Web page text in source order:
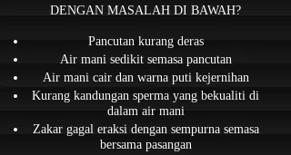
DENGAN MASALAH DI BAWAH?
Pancutan kurang deras
Air mani sedikit semasa pancutan
Air mani cair dan warna puti kejernihan
Kurang kandungan sperma yang bekualiti di
dalam air mani
Zakar gagal eraksi dengan sempurna semasa
bersama pasangan